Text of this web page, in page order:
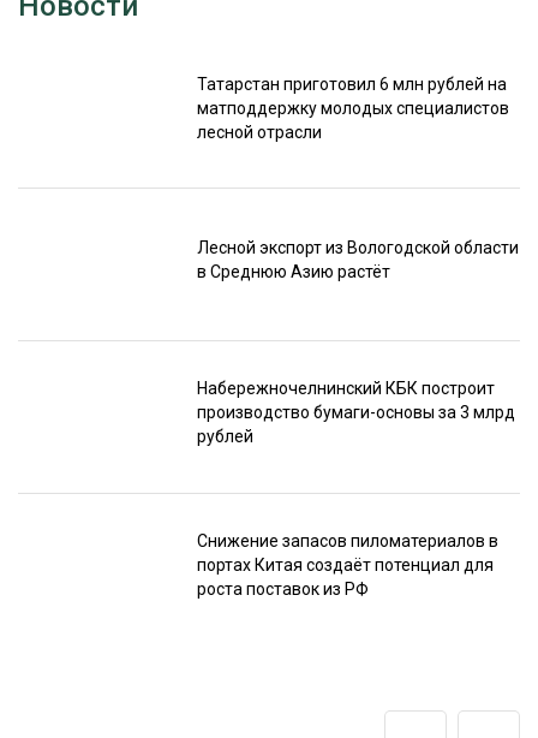
Татарстан приготовил 6 млн рублей на
матподдержку молодых специалистов
лесной отрасли
Лесной экспорт из Вологодской области
в Среднюю Азию растёт
Набережночелнинский КБК построит
производство бумаги-основы за 3 млрд
рублей
Снижение запасов пиломатериалов в
портах Китая создаёт потенциал для
роста поставок из РФ